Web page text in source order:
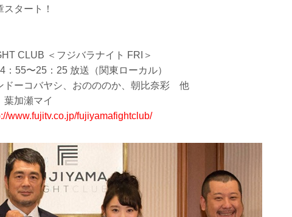
スタート！
CLUB ＜フジバラナイト FRI＞
55〜25：25 放送（関東ローカル）
ドーコバヤシ、おのののか、朝比奈彩 他
葉加瀬マイ
www.fujitv.co.jp/fujiyamafightclub/